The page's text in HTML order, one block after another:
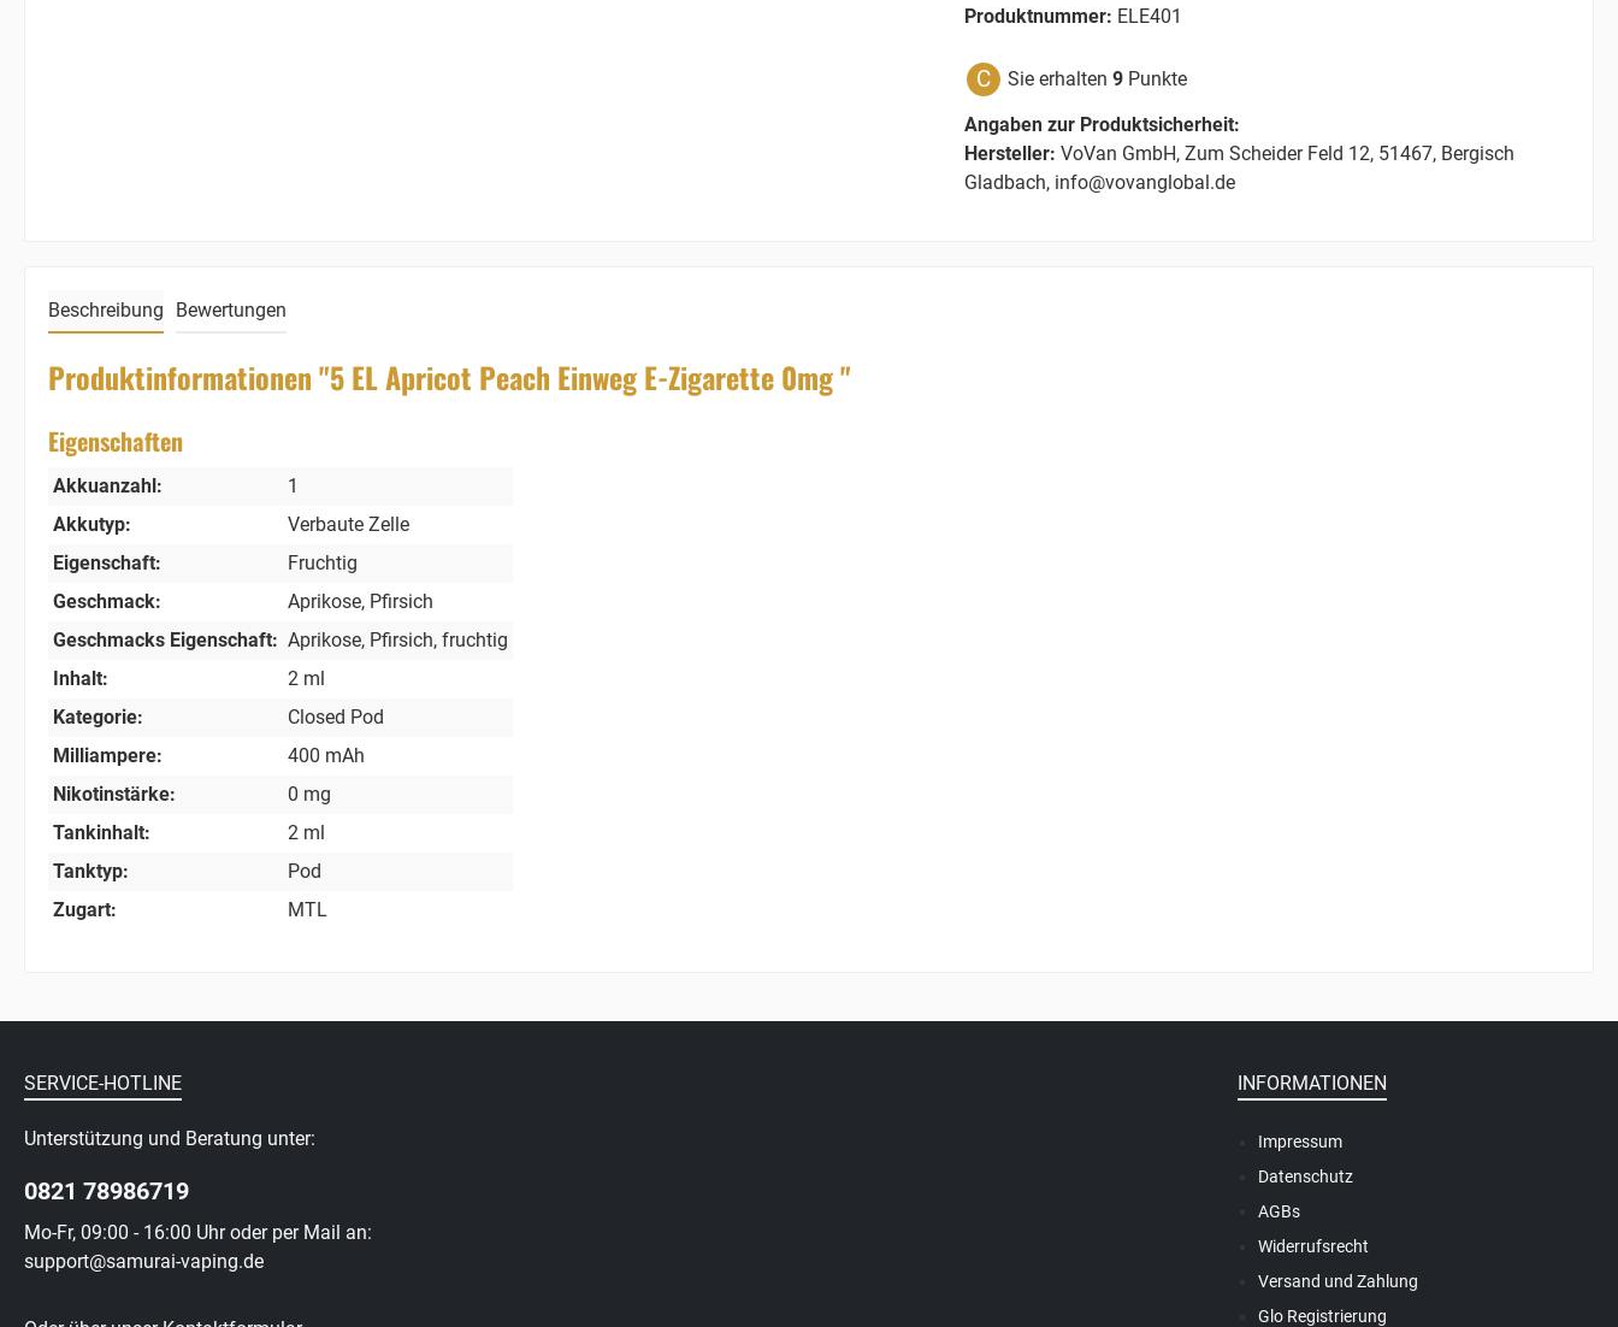
Produktnummer: ELE401
C Sie erhalten 9 Punkte
Angaben zur Produktsicherheit:
Hersteller: VoVan GmbH, Zum Scheider Feld 12, 51467, Bergisch
Gladbach, info@vovanglobal.de
Beschreibung Bewertungen
Produktinformationen "5 EL Apricot Peach Einweg E-Zigarette 0mg "
Eigenschaften
Akkuanzahl:
1
Akkutyp:
Verbaute Zelle
Eigenschaft:
Fruchtig
Geschmack:
Aprikose, Pfirsich
Geschmacks Eigenschaft: Aprikose, Pfirsich, fruchtig
Inhalt:
2 ml
Kategorie:
Closed Pod
Milliampere:
400 mAh
Nikotinstärke:
0 mg
Tankinhalt:
2 ml
Tanktyp:
Pod
Zugart:
MTL
SERVICE-HOTLINE
Unterstützung und Beratung unter:
0821 78986719
Mo-Fr, 09:00 - 16:00 Uhr oder per Mail an:
support@samurai-vaping.de
INFORMATIONEN
Impressum
Datenschutz
AGBs
Widerrufsrecht
Versand und Zahlung
Glo Registrierung